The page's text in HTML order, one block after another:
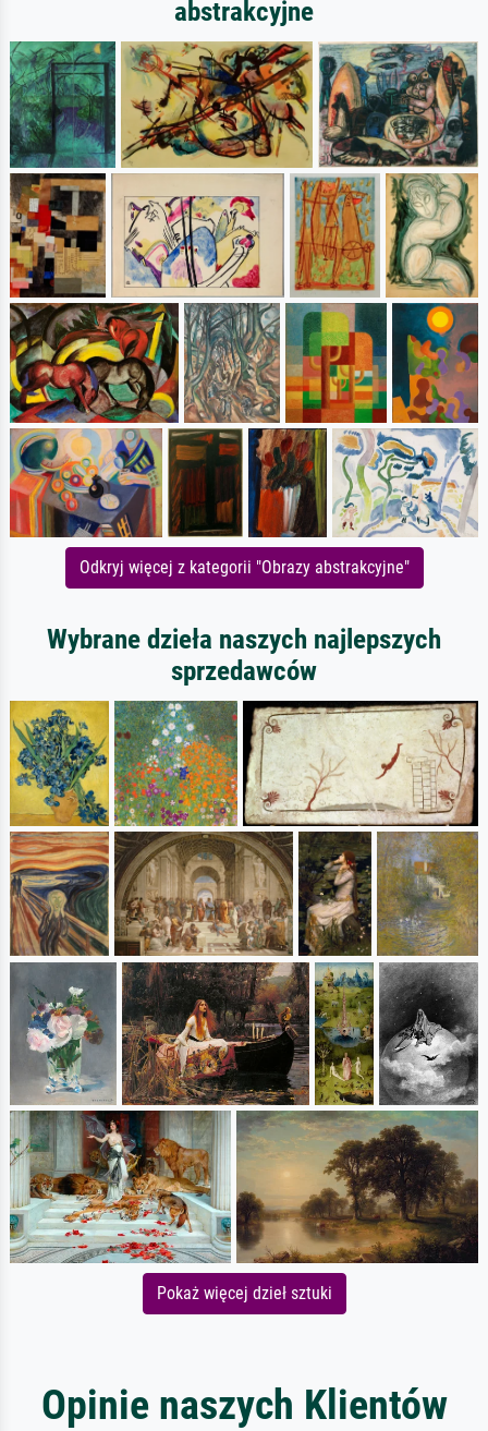
abstrakcyjne
Odkryj więcej z kategorii "Obrazy abstrakcyjne"
Wybrane dzieła naszych najlepszych
sprzedawców
Pokaż więcej dzieł sztuki
Opinie naszych Klientów